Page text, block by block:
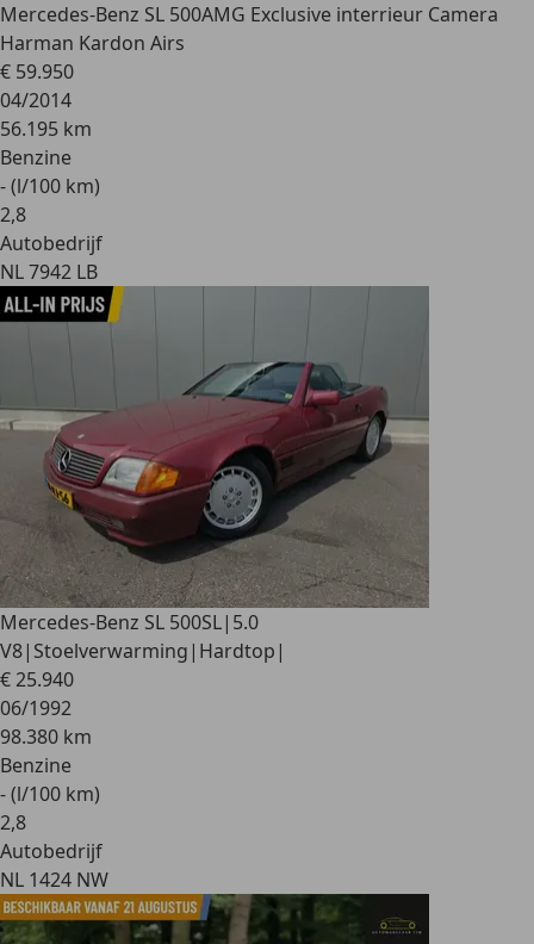
Mercedes-Benz SL 500AMG Exclusive interrieur Camera
Harman Kardon Airs
€ 59.950
04/2014
56.195 km
Benzine
- (l/100 km)
2,8
Autobedrijf
NL 7942 LB
Mercedes-Benz SL 500SL|5.0
V8|Stoelverwarming|Hardtop|
€ 25.940
06/1992
98.380 km
Benzine
- (l/100 km)
2,8
Autobedrijf
NL 1424 NW